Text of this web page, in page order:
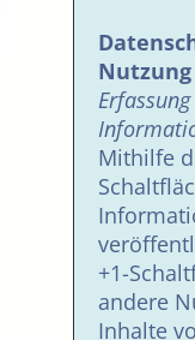
Nutzung
Mithilfe
+1-
andere
Inhalte